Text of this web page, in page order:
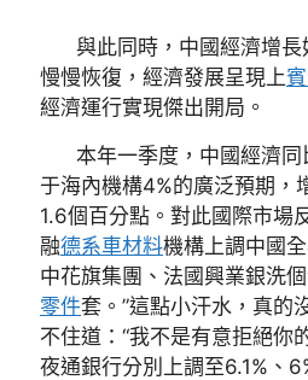
與此同時，中國經濟增
慢慢恢復，經濟發展呈現上
經濟運行實現傑出開局。
本年一季度，中國經濟
于海內機構4%的廣泛預期，
1.6個百分點。對此國際市場
融德系車材料機構上調中國
中花旗集團、法國興業銀洗
零件套。”這點小汗水，真的
不住道：“我不是有意拒絕你
夜通銀行分別上調至6.1%、